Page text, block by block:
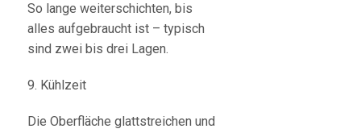
So lange weiterschichten, bis
alles aufgebraucht ist – typisch
sind zwei bis drei Lagen.
9. Kühlzeit
Die Oberfläche glattstreichen und